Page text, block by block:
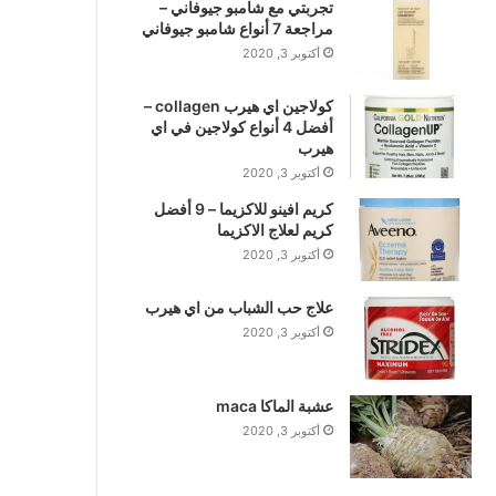
تجربتي مع شامبو جيوفاني –
مراجعة 7 أنواع شامبو جيوفاني
أكتوبر 3, 2020
كولاجين اي هيرب collagen –
أفضل 4 أنواع كولاجين في اي
هيرب
أكتوبر 3, 2020
كريم افينو للاكزيما – 9 أفضل
كريم لعلاج الاكزيما
أكتوبر 3, 2020
علاج حب الشباب من اي هيرب
أكتوبر 3, 2020
عشبة الماكا maca
أكتوبر 3, 2020